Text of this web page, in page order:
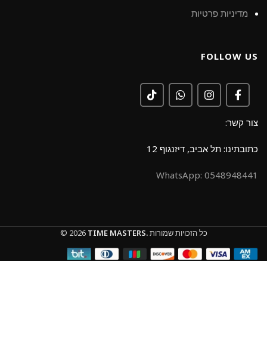
מדיניות פרטיות
FOLLOW US
צור קשר:
כתובתינו: תל אביב, דיזנגוף 12
0548948441 :WhatsApp
© 2026 TIME MASTERS.כל הזכויות שמורות